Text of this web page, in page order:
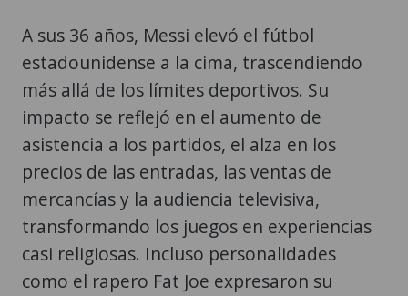
A sus 36 años, Messi elevó el fútbol
estadounidense a la cima, trascendiendo
más allá de los límites deportivos. Su
impacto se reflejó en el aumento de
asistencia a los partidos, el alza en los
precios de las entradas, las ventas de
mercancías y la audiencia televisiva,
transformando los juegos en experiencias
casi religiosas. Incluso personalidades
como el rapero Fat Joe expresaron su